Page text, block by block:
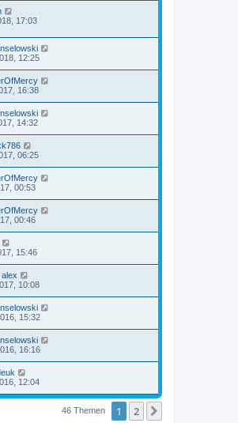
17:03
12:25
16:38
14:32
06:25
00:53
00:46
15:46
10:08
15:32
16:16
12:04
46 Themen 1 2